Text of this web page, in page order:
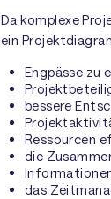
Da komplexe
ein
Engpässe zu
bessere
Ressourcen
die
das